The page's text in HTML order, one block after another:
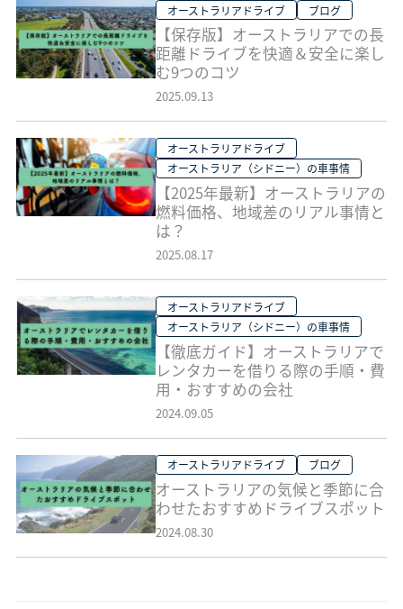
オーストラリアドライブ ブログ
【保存版】オーストラリアでの長
距離ドライブを快適＆安全に楽し
む9つのコツ
2025.09.13
オーストラリアドライブ
オーストラリア（シドニー）の車事情
【2025年最新】オーストラリアの
燃料価格、地域差のリアル事情と
は？
2025.08.17
オーストラリアドライブ
オーストラリア（シドニー）の車事情
【徹底ガイド】オーストラリアで
レンタカーを借りる際の手順・費
用・おすすめの会社
2024.09.05
オーストラリアドライブ ブログ
オーストラリアの気候と季節に合
わせたおすすめドライブスポット
2024.08.30